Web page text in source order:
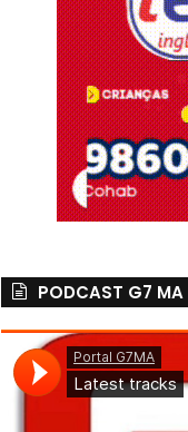
PODCAST G7 MA